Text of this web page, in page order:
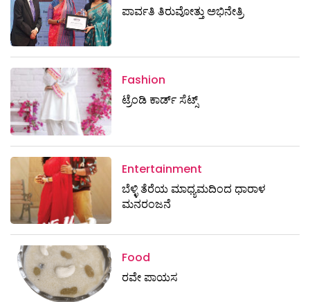
ಪಾರ್ವತಿ ತಿರುವೋತ್ತು ಅಭಿನೇತ್ರಿ
Fashion
ಟ್ರೆಂಡಿ ಕಾರ್ಡ್‌ ಸೆಟ್ಸ್
Entertainment
ಬೆಳ್ಳಿ ತೆರೆಯ ಮಾಧ್ಯಮದಿಂದ ಧಾರಾಳ
ಮನರಂಜನೆ
Food
ರವೇ ಪಾಯಸ